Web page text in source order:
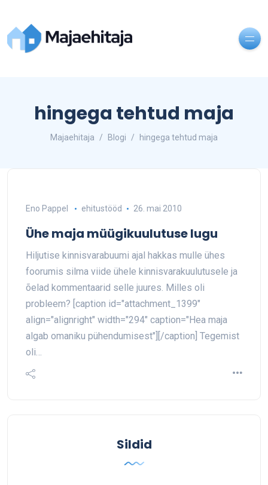
hingega tehtud maja
Majaehitaja Blogi hingega tehtud maja
Eno Pappel ehitustööd 26. mai 2010
Ühe maja müügikuulutuse lugu
Hiljutise kinnisvarabuumi ajal hakkas mulle ühes
foorumis silma viide ühele kinnisvarakuulutusele ja
õelad kommentaarid selle juures. Milles oli
probleem? [caption id="attachment_1399"
align="alignright" width="294" caption="Hea maja
algab omaniku pühendumisest"][/caption] Tegemist
oli…
Sildid